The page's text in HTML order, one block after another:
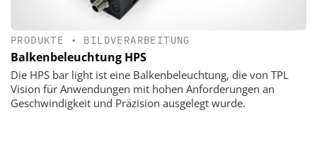
PRODUKTE • BILDVERARBEITUNG
Balkenbeleuchtung HPS
Die HPS bar light ist eine Balkenbeleuchtung, die von TPL
Vision für Anwendungen mit hohen Anforderungen an
Geschwindigkeit und Präzision ausgelegt wurde.